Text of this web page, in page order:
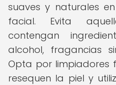
suaves y naturales
facial. Evita
contengan
alcohol, fragancias
Opta por limpiadores
resequen la piel y